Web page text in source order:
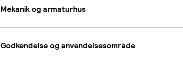
Mekanik og armaturhus
Godkendelse og anvendelsesområde